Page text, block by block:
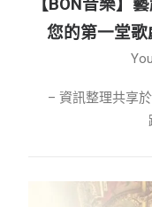
BON攝影
節慶長笛樂團
【BON音樂】
您的第一堂歌
– 資訊整理共享